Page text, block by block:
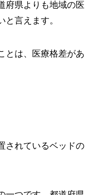
府県よりも地域の医
言えます。
とは、医療格差があ
されているベッドの